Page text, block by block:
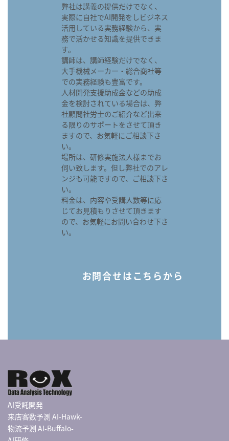
弊社は講義の提供だけでなく、
実際に自社でAI開発をしビジネス
活用している実務経験から、実
務で活かせる知識を提供できま
す。
講師は、講師経験だけでなく、
大手機械メーカー・総合商社等
での実務経験も豊富です。
人材開発支援助成金などの助成
金を検討されている場合は、弊
社顧問社労士のご紹介など出来
る限りのサポートをさせて頂き
ますので、お気軽にご相談下さ
い。
場所は、研修実施法人様までお
伺い致します。但し弊社でのアレ
ンジも可能ですので、ご相談下さ
い。
料金は、内容や受講人数等に応
じてお見積もりさせて頂きます
ので、お気軽にお問い合わせ下さ
い。
お問合せはこちらから
AI受託開発
来店客数予測 AI-Hawk-
物流予測 AI-Buffalo-